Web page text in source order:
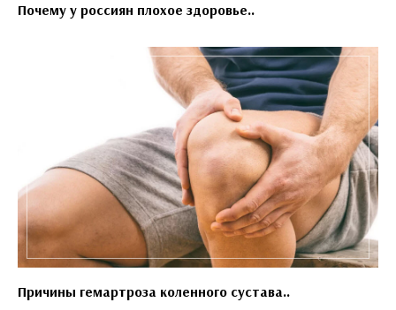
Почему у россиян плохое здоровье..
Причины гемартроза коленного сустава..